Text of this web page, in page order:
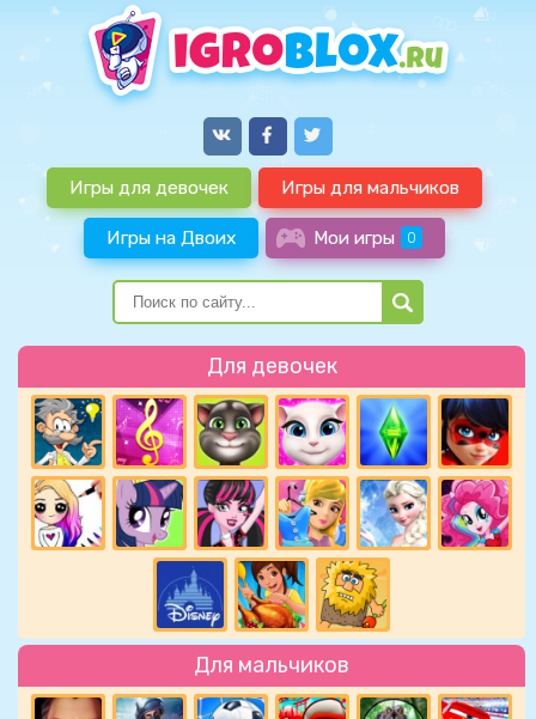
Игры для девочек Игры для мальчиков
Игры на Двоих Мои игры 0
Для девочек
Для мальчиков